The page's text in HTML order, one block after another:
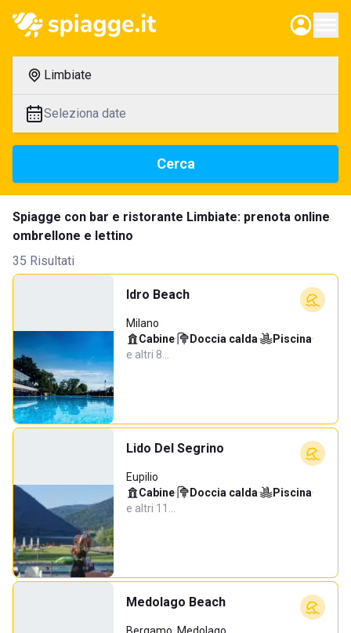
Limbiate
Seleziona date
Cerca
Spiagge con bar e ristorante Limbiate: prenota online
ombrellone e lettino
35 Risultati
Idro Beach
Milano
Cabine· Doccia calda· Piscina·
e altri 8…
Lido Del Segrino
Eupilio
Cabine· Doccia calda· Piscina·
e altri 11…
Medolago Beach